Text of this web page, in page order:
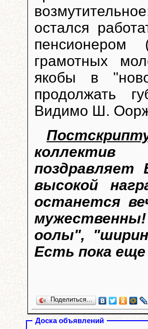
остался
грамотных
якобы в
продолжать
Видимо Ш.
поздравляет
высокой
останется
оолы",
Есть пока
Поделиться…
Доска объявлений